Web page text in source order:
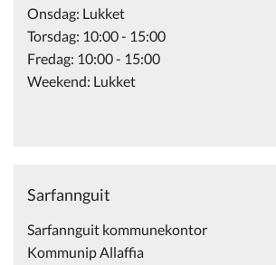
Onsdag: Lukket
Torsdag: 10:00 - 15:00
Fredag: 10:00 - 15:00
Weekend: Lukket
Sarfannguit
Sarfannguit kommunekontor
Kommunip Allaffia